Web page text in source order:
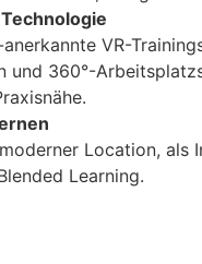
anerkannte VR-
und 360°-
Location, als
Learning.